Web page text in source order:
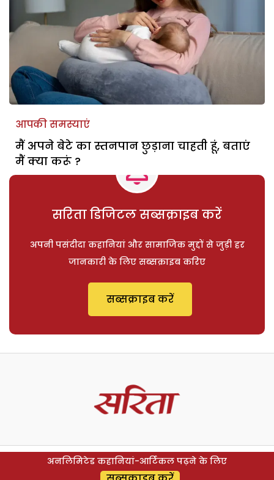
आपकी समस्याएं
मैं अपने बेटे का स्तनपान छुड़ाना चाहती हूं, बताएं
मैं क्या करूं ?
सरिता डिजिटल सब्सक्राइब करें
अपनी पसंदीदा कहानियां और सामाजिक मुद्दों से जुड़ी हर
जानकारी के लिए सब्सक्राइब करिए
सब्सक्राइब करें
अनलिमिटेड कहानियां-आर्टिकल पढ़ने के लिए